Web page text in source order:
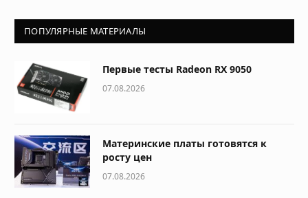
ПОПУЛЯРНЫЕ МАТЕРИАЛЫ
Первые тесты Radeon RX 9050
07.08.2026
Материнские платы готовятся к
росту цен
07.08.2026